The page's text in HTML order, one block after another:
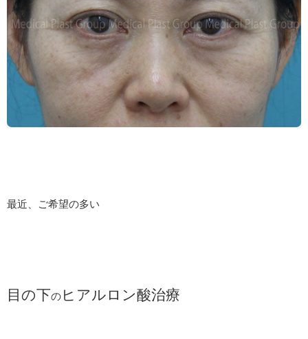
最近、ご希望の多い
目の下の ヒアルロン酸治療